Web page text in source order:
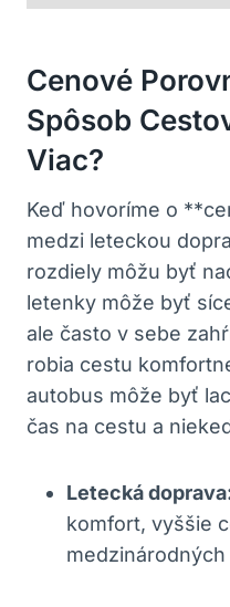
Cenové
Spôsob
Viac?
Keď hovoríme o
medzi leteckou
rozdiely môžu byť
letenky môže byť
ale často v sebe
robia cestu
autobus môže byť
čas na cestu a
Letecká
komfort, vyššie